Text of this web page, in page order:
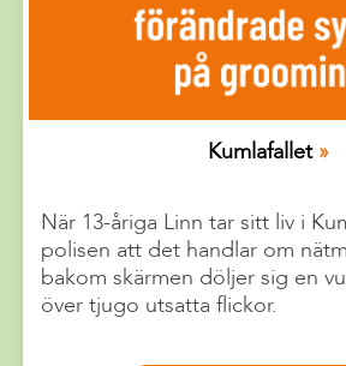
Kumlafallet
När 13-åriga Linn tar sitt liv i
polisen att det handlar om
bakom skärmen döljer sig en
över tjugo utsatta flickor.